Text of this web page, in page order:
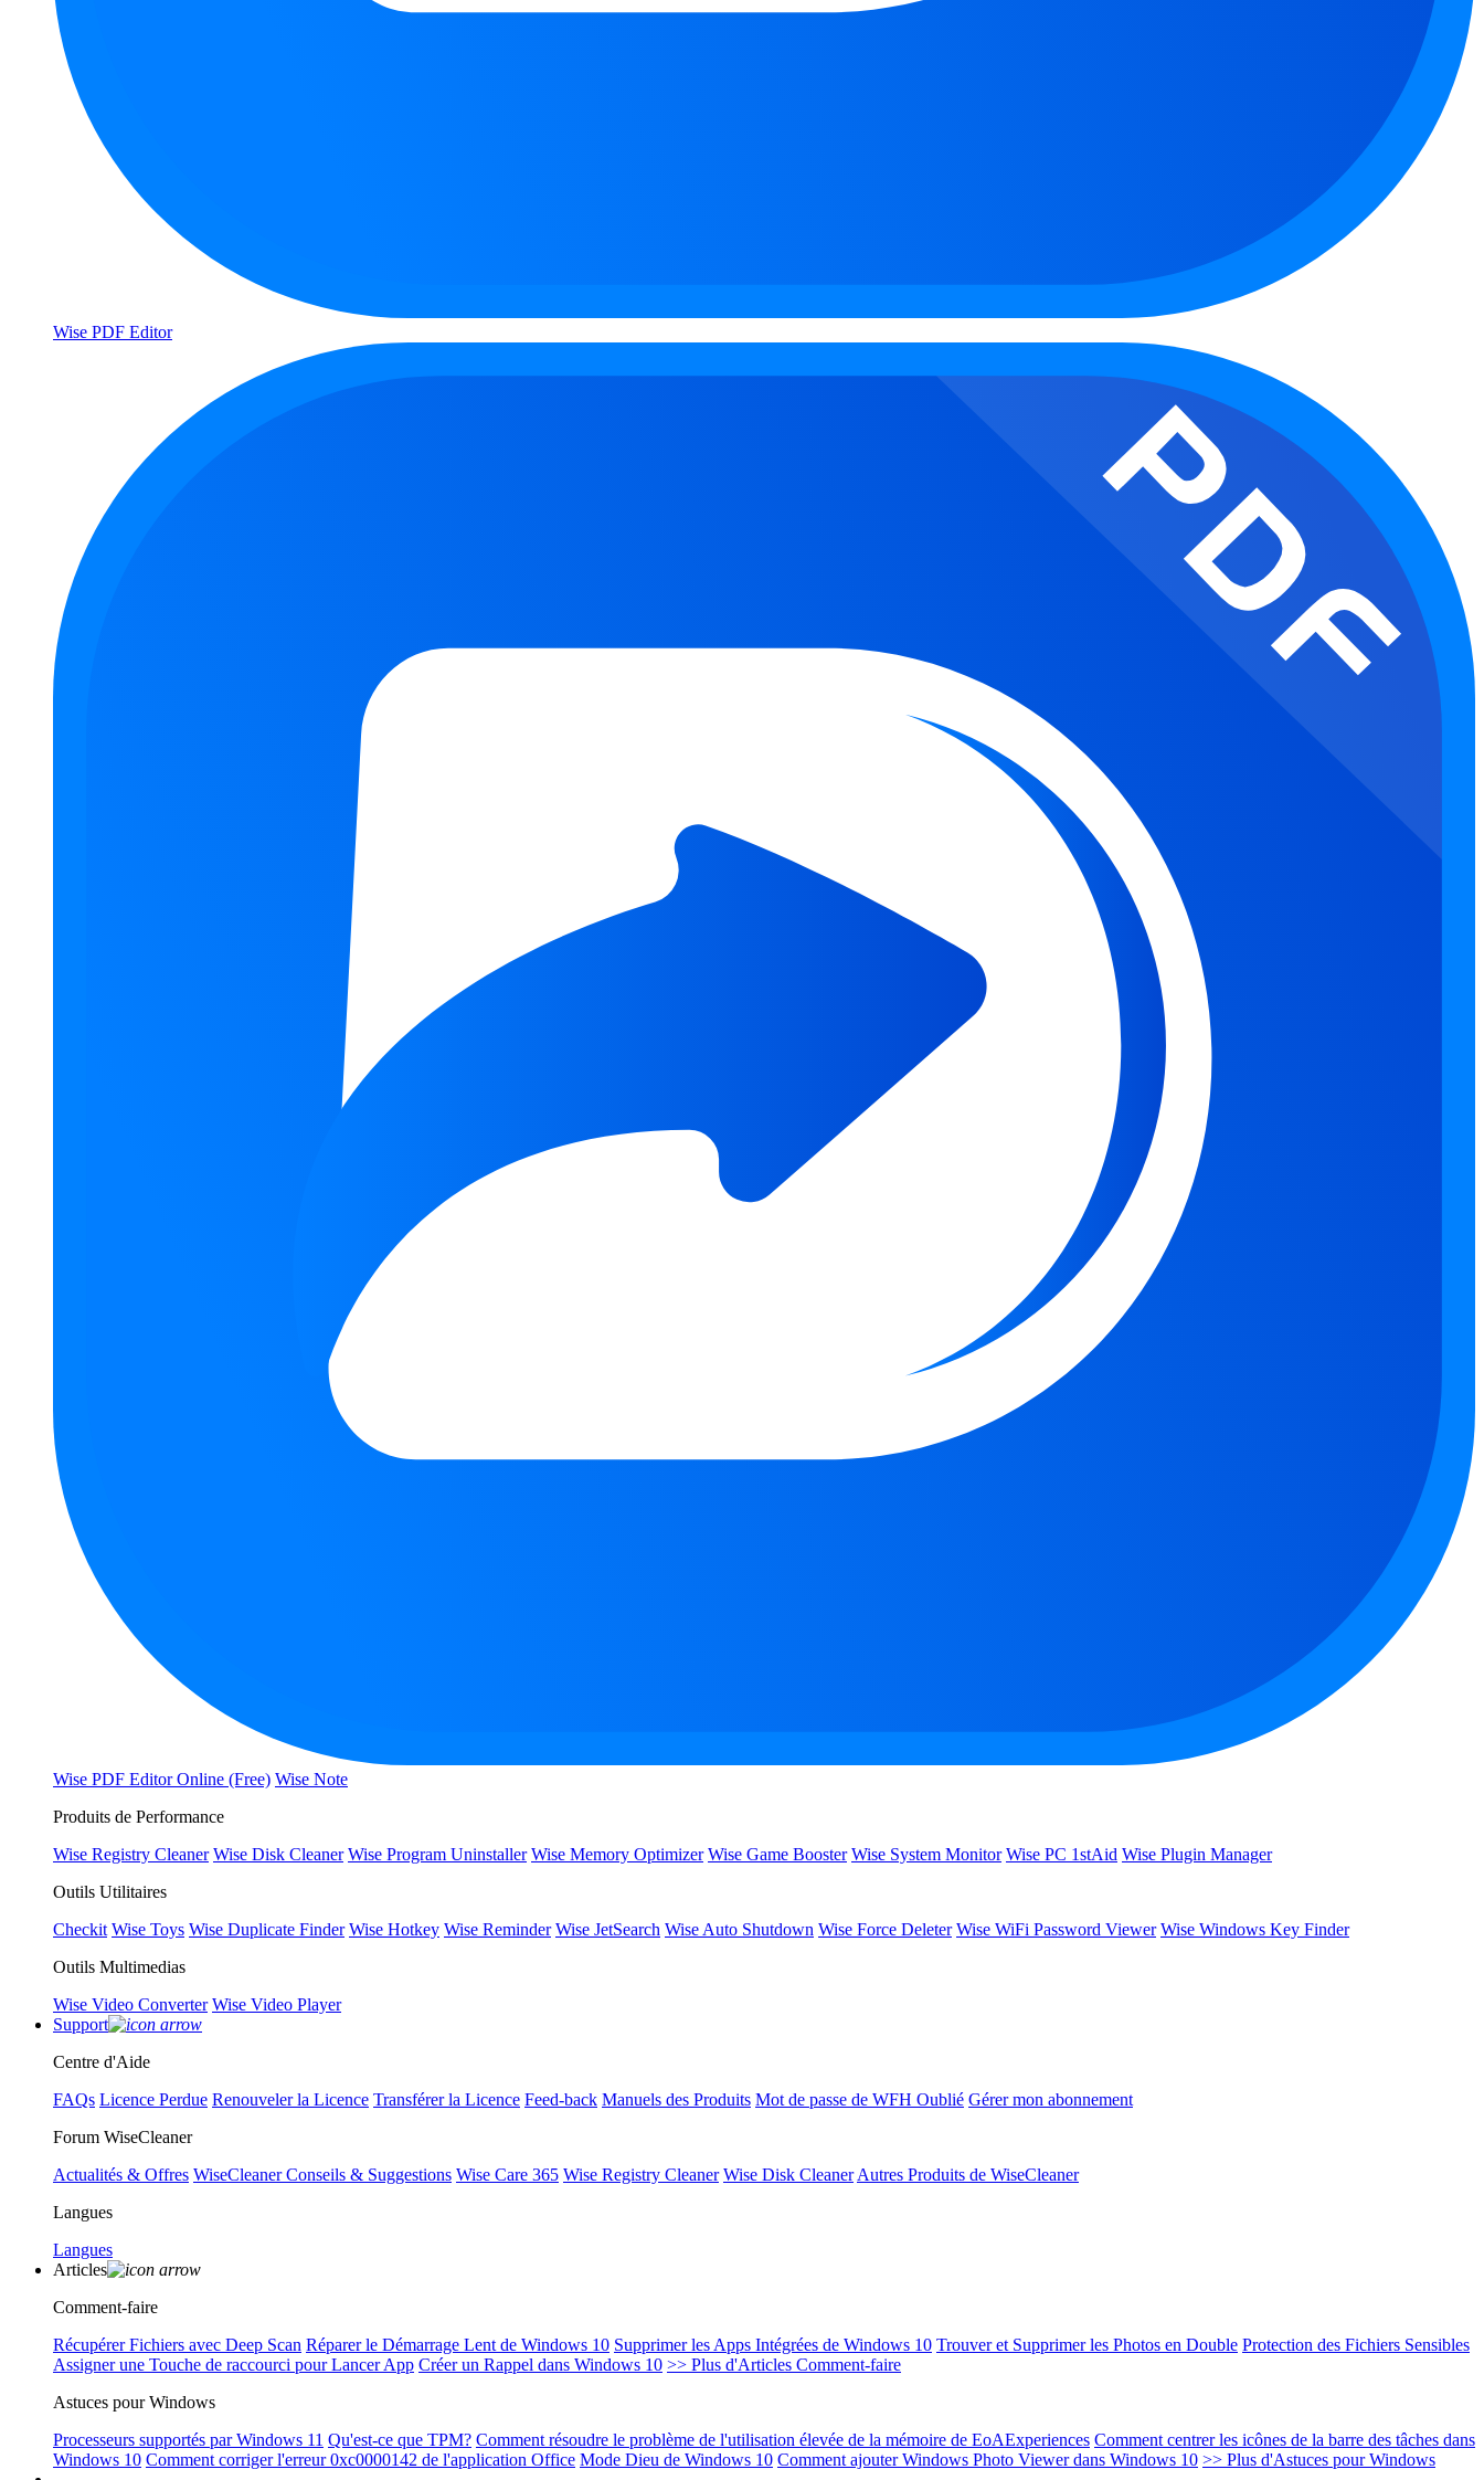
Wise PDF Editor
Wise PDF Editor Online (Free) Wise Note
Produits de Performance
Wise Registry Cleaner Wise Disk Cleaner Wise Program Uninstaller Wise Memory Optimizer Wise Game Booster Wise System Monitor Wise PC 1stAid Wise Plugin Manager
Outils Utilitaires
Checkit Wise Toys Wise Duplicate Finder Wise Hotkey Wise Reminder Wise JetSearch Wise Auto Shutdown Wise Force Deleter Wise WiFi Password Viewer Wise Windows Key Finder
Outils Multimedias
Wise Video Converter Wise Video Player
Support
Centre d'Aide
FAQs Licence Perdue Renouveler la Licence Transférer la Licence Feed-back Manuels des Produits Mot de passe de WFH Oublié Gérer mon abonnement
Forum WiseCleaner
Actualités & Offres WiseCleaner Conseils & Suggestions Wise Care 365 Wise Registry Cleaner Wise Disk Cleaner Autres Produits de WiseCleaner
Langues
Langues
Articles
Comment-faire
Récupérer Fichiers avec Deep Scan Réparer le Démarrage Lent de Windows 10 Supprimer les Apps Intégrées de Windows 10 Trouver et Supprimer les Photos en Double Protection des Fichiers Sensibles
Assigner une Touche de raccourci pour Lancer App Créer un Rappel dans Windows 10 >> Plus d'Articles Comment-faire
Astuces pour Windows
Processeurs supportés par Windows 11 Qu'est-ce que TPM? Comment résoudre le problème de l'utilisation élevée de la mémoire de EoAExperiences Comment centrer les icônes de la barre des tâches dans
Windows 10 Comment corriger l'erreur 0xc0000142 de l'application Office Mode Dieu de Windows 10 Comment ajouter Windows Photo Viewer dans Windows 10 >> Plus d'Astuces pour Windows